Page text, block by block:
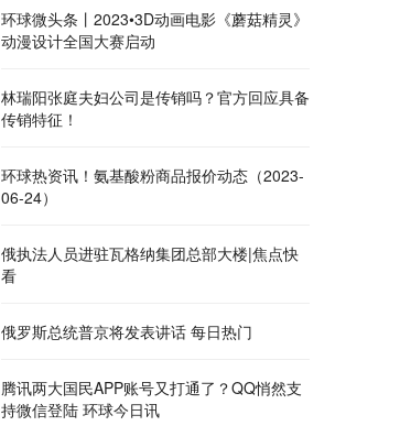
环球微头条丨2023•3D动画电影《蘑菇精灵》
动漫设计全国大赛启动
林瑞阳张庭夫妇公司是传销吗？官方回应具备
传销特征！
环球热资讯！氨基酸粉商品报价动态（2023-
06-24）
俄执法人员进驻瓦格纳集团总部大楼|焦点快
看
俄罗斯总统普京将发表讲话 每日热门
腾讯两大国民APP账号又打通了？QQ悄然支
持微信登陆 环球今日讯